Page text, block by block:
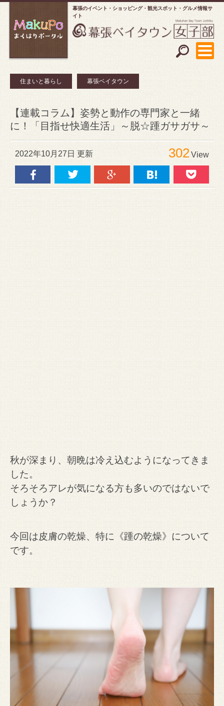
幕張のイベント・ショッピング
観光スポット・グルメ情報サ
イト
住まいと暮らし 幕張ベイタウン
【連載コラム】姿勢と動作の専門家と一緒
に！「目指せ快適生活」～脱☆踵ガサガサ～
2022年10月27日 更新 302View
秋が深まり、朝晩は冷え込むようになってきま
した。
そろそろアレが気になる方も多いのではないで
しょうか？
今回は皮膚の乾燥、特に《踵の乾燥》について
です。